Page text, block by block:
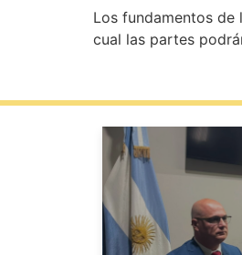
Los fundamentos de
cual las partes